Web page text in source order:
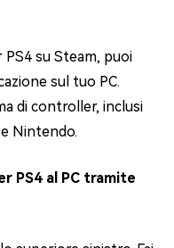
su Steam, puoi
sul tuo PC.
di controller, inclusi
Nintendo.
PS4 al PC tramite